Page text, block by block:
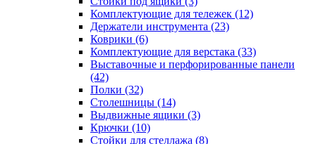
Комплектующие для тележек (12)
Держатели инструмента (23)
Коврики (6)
Комплектующие для верстака (33)
Выставочные и перфорированные панели
(42)
Полки (32)
Столешницы (14)
Выдвижные ящики (3)
Крючки (10)
Стойки для стеллажа (8)